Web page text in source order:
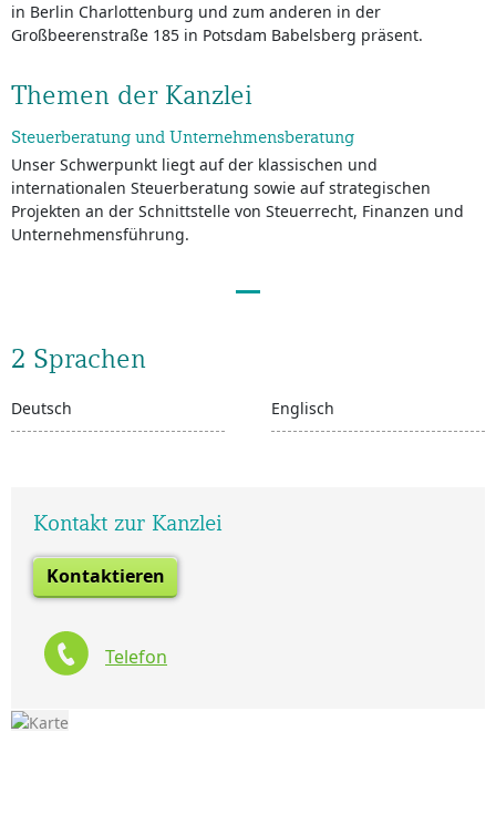
in Berlin Charlottenburg und zum anderen in der
Großbeerenstraße 185 in Potsdam Babelsberg präsent.
Themen der Kanzlei
Steuerberatung und Unternehmensberatung
Unser Schwerpunkt liegt auf der klassischen und
internationalen Steuerberatung sowie auf strategischen
Projekten an der Schnittstelle von Steuerrecht, Finanzen und
Unternehmensführung.
2 Sprachen
Deutsch Englisch
Kontakt zur Kanzlei
Kontaktieren
Telefon